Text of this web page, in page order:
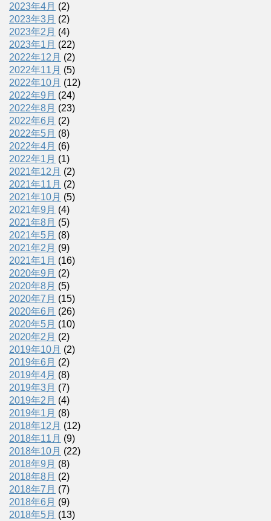
2023年4月 (2)
2023年3月 (2)
2023年2月 (4)
2023年1月 (22)
2022年12月 (2)
2022年11月 (5)
2022年10月 (12)
2022年9月 (24)
2022年8月 (23)
2022年6月 (2)
2022年5月 (8)
2022年4月 (6)
2022年1月 (1)
2021年12月 (2)
2021年11月 (2)
2021年10月 (5)
2021年9月 (4)
2021年8月 (5)
2021年5月 (8)
2021年2月 (9)
2021年1月 (16)
2020年9月 (2)
2020年8月 (5)
2020年7月 (15)
2020年6月 (26)
2020年5月 (10)
2020年2月 (2)
2019年10月 (2)
2019年6月 (2)
2019年4月 (8)
2019年3月 (7)
2019年2月 (4)
2019年1月 (8)
2018年12月 (12)
2018年11月 (9)
2018年10月 (22)
2018年9月 (8)
2018年8月 (2)
2018年7月 (7)
2018年6月 (9)
2018年5月 (13)